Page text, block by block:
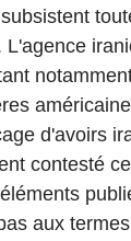
L'agence
d'avoirs
contesté
aux